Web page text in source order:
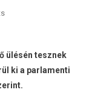
ülésén tesznek
ki a parlamenti